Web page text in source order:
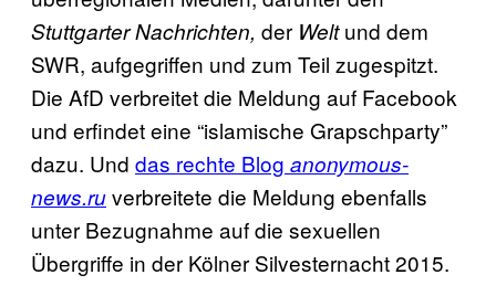
Stuttgarter Nachrichten, der Weltund dem
SWR, aufgegriffen und zum Teil zugespitzt.
Die AfD verbreitet die Meldung auf Facebook
und erfindet eine “islamische Grapschparty”
dazu. Und das rechte Blog anonymous-
news.ruverbreitete die Meldung ebenfalls
unter Bezugnahme auf die sexuellen
Übergriffe in der Kölner Silvesternacht 2015.